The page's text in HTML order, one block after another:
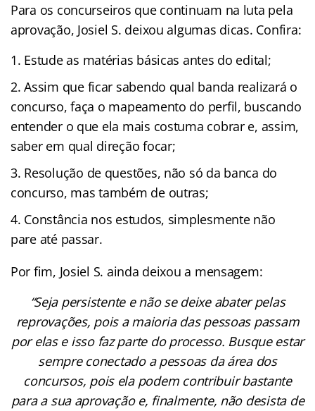
Para os concurseiros que continuam na luta pela
aprovação, Josiel S. deixou algumas dicas. Confira:
Estude as matérias básicas antes do edital;
Assim que ficar sabendo qual banda realizará o
concurso, faça o mapeamento do perfil, buscando
entender o que ela mais costuma cobrar e, assim,
saber em qual direção focar;
Resolução de questões, não só da banca do
concurso, mas também de outras;
Constância nos estudos, simplesmente não
pare até passar.
Por fim, Josiel S. ainda deixou a mensagem:
“Seja persistente e não se deixe abater pelas
reprovações, pois a maioria das pessoas passam
por elas e isso faz parte do processo. Busque estar
sempre conectado a pessoas da área dos
concursos, pois ela podem contribuir bastante
para a sua aprovação e, finalmente, não desista de